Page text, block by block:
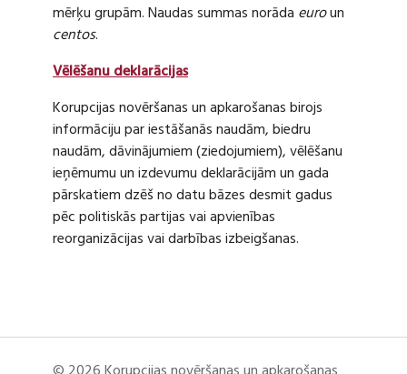
mērķu grupām. Naudas summas norāda euroun
centos.
Vēlēšanu deklarācijas
Korupcijas novēršanas un apkarošanas birojs
informāciju par iestāšanās naudām, biedru
naudām, dāvinājumiem (ziedojumiem), vēlēšanu
ieņēmumu un izdevumu deklarācijām un gada
pārskatiem dzēš no datu bāzes desmit gadus
pēc politiskās partijas vai apvienības
reorganizācijas vai darbības izbeigšanas.